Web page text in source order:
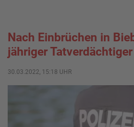
Nach Einbrüchen in
jähriger
30.03.2022, 15:18 UHR